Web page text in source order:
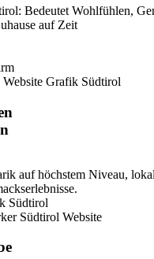
Bedeutet Wohlfühlen,
auf Zeit
auf höchstem Niveau,